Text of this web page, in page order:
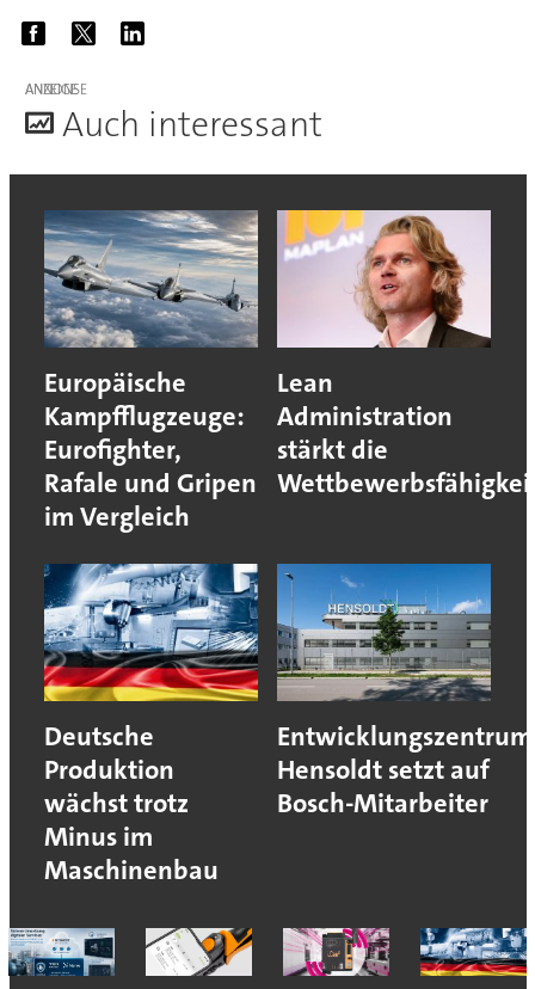
ANZEIGE
Auch interessant
Europäische
Kampfflugzeuge:
Eurofighter,
Rafale und Gripen
im Vergleich
Lean
Administration
stärkt die
Deutsche
Produktion
wächst trotz
Minus im
Maschinenbau
Hensoldt setzt auf
Bosch-Mitarbeiter